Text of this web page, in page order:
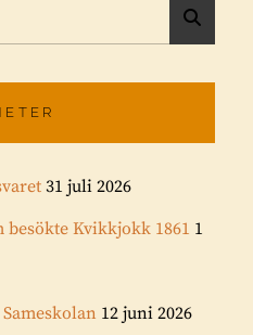
31 juli 2026
Kvikkjokk 1861 1
12 juni 2026